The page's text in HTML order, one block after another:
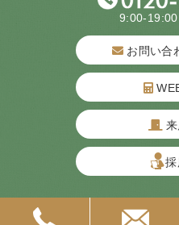
9:00-19:00
お問い合